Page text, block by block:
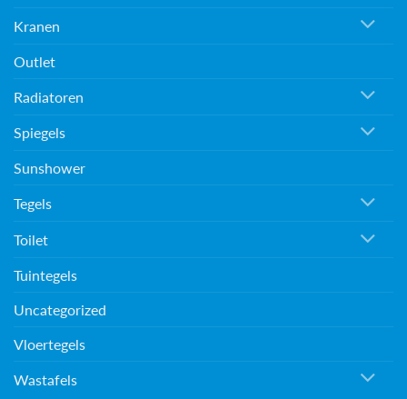
Kranen
Outlet
Radiatoren
Spiegels
Sunshower
Tegels
Toilet
Tuintegels
Uncategorized
Vloertegels
Wastafels